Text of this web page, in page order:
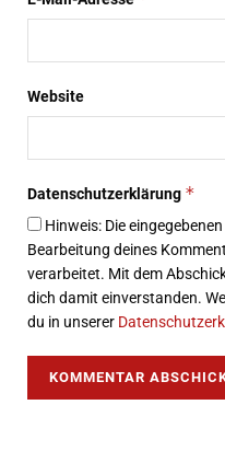
Website
Datenschutzerklärung *
Hinweis: Die
Bearbeitung deines
verarbeitet. Mit dem
dich damit einverstanden.
du in unserer